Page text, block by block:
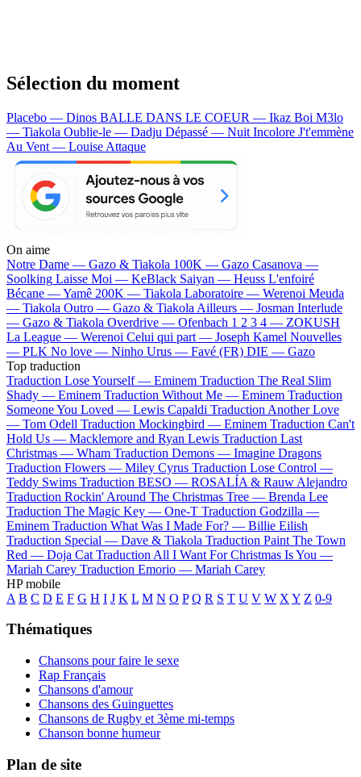
Sélection du moment
Placebo — Dinos BALLE DANS LE COEUR — Ikaz Boi M3lo
— Tiakola Oublie-le — Dadju Dépassé — Nuit Incolore J't'emmène
Au Vent — Louise Attaque
On aime
Notre Dame — Gazo & Tiakola 100K — Gazo Casanova —
Soolking Laisse Moi — KeBlack Saiyan — Heuss L'enfoiré
Bécane —Yamê 200K — Tiakola Laboratoire — Werenoi Meuda
— Tiakola Outro — Gazo & Tiakola Ailleurs — Josman Interlude
— Gazo & Tiakola Overdrive — Ofenbach 1 2 3 4 — ZOKUSH
La League — Werenoi Celui qui part — Joseph Kamel Nouvelles
— PLK No love — Ninho Urus — Favé (FR) DIE — Gazo
Top traduction
Traduction Lose Yourself — Eminem Traduction The Real Slim
Shady — Eminem Traduction Without Me — Eminem Traduction
Someone You Loved — Lewis Capaldi Traduction Another Love
— Tom Odell Traduction Mockingbird — Eminem Traduction Can't
Hold Us — Macklemore and Ryan Lewis Traduction Last
Christmas — Wham Traduction Demons — Imagine Dragons
Traduction Flowers — Miley Cyrus Traduction Lose Control —
Teddy Swims Traduction BESO — ROSALÍA & Rauw Alejandro
Traduction Rockin' Around The Christmas Tree — Brenda Lee
Traduction The Magic Key — One-T Traduction Godzilla —
Eminem Traduction What Was I Made For? — Billie Eilish
Traduction Special — Dave & Tiakola Traduction Paint The Town
Red — Doja Cat Traduction All I Want For Christmas Is You —
Mariah Carey Traduction Emorio — Mariah Carey
HP mobile
A B C D E F G H I J K L M N O P Q R S T U V W X Y Z 0-9
Thématiques
Chansons pour faire le sexe
Rap Français
Chansons d'amour
Chansons des Guinguettes
Chansons de Rugby et 3ème mi-temps
Chanson bonne humeur
Plan de site